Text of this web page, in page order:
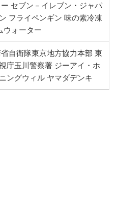
セブン－イレブン・ジャパ
フライペンギン 味の素冷凍
ウォーター
自衛隊東京地方協力本部 東
庁玉川警察署 ジーアイ・ホ
ングウィル ヤマダデンキ